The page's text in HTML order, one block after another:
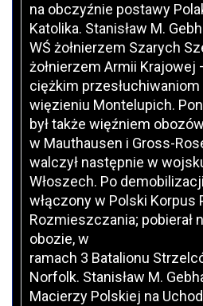
na obczyźnie postawy
Katolika. Stanisław M.
WŚ żołnierzem Szarych
żołnierzem Armii Krajowej
ciężkim
więzieniu Montelupich.
był także więźniem
w Mauthausen i Gross-
walczył następnie w
Włoszech. Po
włączony w Polski Korpus
Rozmieszczania; pobierał
obozie, w
ramach 3 Batalionu
Norfolk. Stanisław M.
Macierzy Polskiej na